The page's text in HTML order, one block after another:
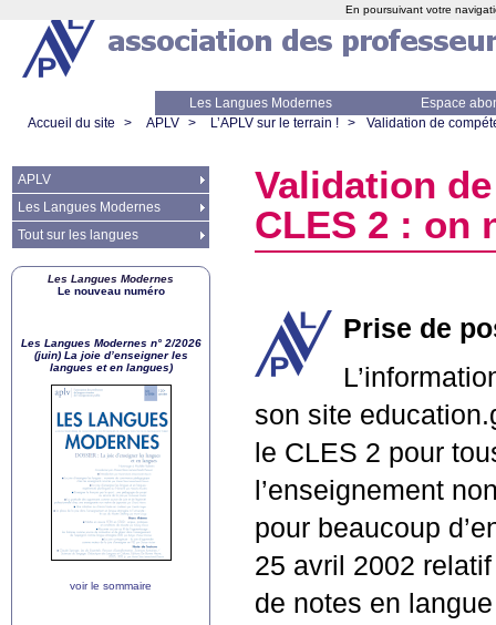
Les Langues Modernes
Espace
Accueil du site
> APLV > L’APLV sur le terrain ! > Validation de
Validation
CLES 2 : on
Prise de
son site
le CLES 2 pour
l’enseignement
pour beaucoup
25 avril 2002
de notes en
APLV
Les Langues Modernes
Tout sur les langues
Les Langues Modernes
Le nouveau numéro
Les Langues Modernes n° 2/2026
(juin) La joie d’enseigner les
langues et en langues)
voir le sommaire
En poursuivant votre